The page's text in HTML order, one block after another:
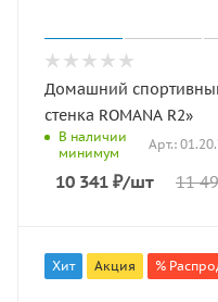
Домашний
стенка ROMANA R2»
В наличии
минимум
Арт.:
10 341 ₽/шт 11
Хит Акция %